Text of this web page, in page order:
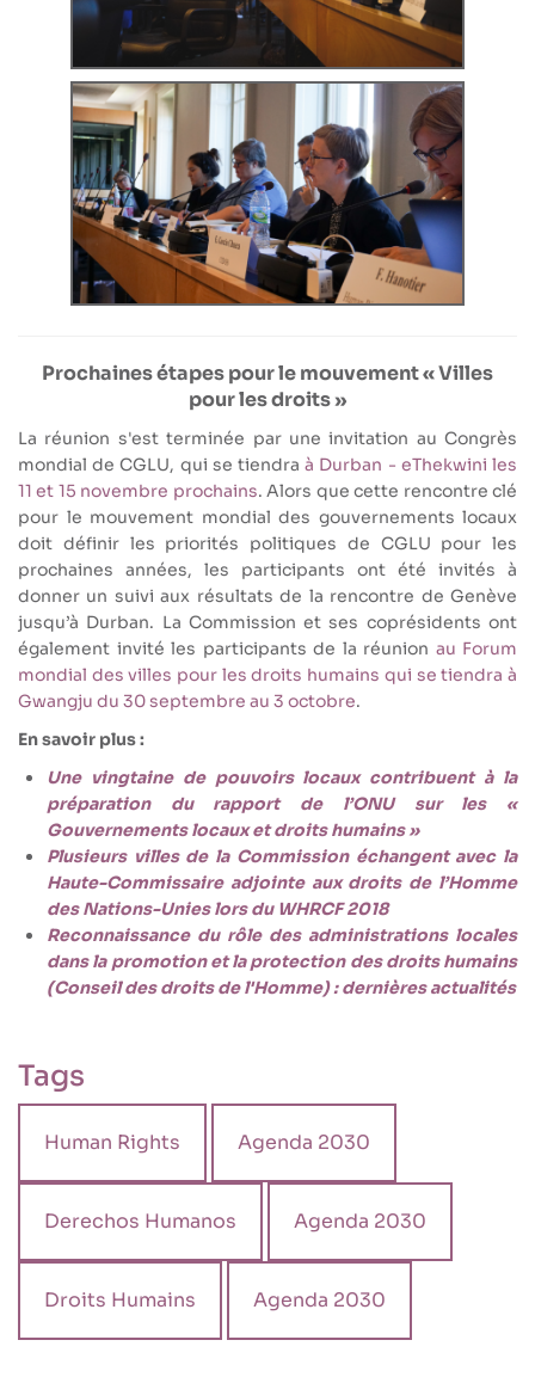
Prochaines étapes pour le mouvement « Villes
pour les droits »
La réunion s'est terminée par une invitation au Congrès
mondial de CGLU, qui se tiendraà Durban - eThekwini les
11 et 15 novembre prochains. Alors que cette rencontre clé
pour le mouvement mondial des gouvernements locaux
doit définir les priorités politiques de CGLU pour les
prochaines années, les participants ont été invités à
donner un suivi aux résultats de la rencontre de Genève
jusqu’à Durban. La Commission et ses coprésidents ont
également invité les participants de la réunion au Forum
mondial des villes pour les droits humains qui se tiendra à
Gwangju du 30 septembre au 3 octobre.
En savoir plus :
Une vingtaine de pouvoirs locaux contribuent à la
préparation du rapport de l’ONU sur les «
Gouvernements locaux et droits humains »
Plusieurs villes de la Commission échangent avec la
Haute-Commissaire adjointe aux droits de l’Homme
des Nations-Unies lors du WHRCF 2018
Reconnaissance du rôle des administrations locales
dans la promotion et la protection des droits humains
(Conseil des droits de l'Homme) : dernières actualités
Tags
Human Rights Agenda 2030
Derechos Humanos Agenda 2030
Droits Humains Agenda 2030